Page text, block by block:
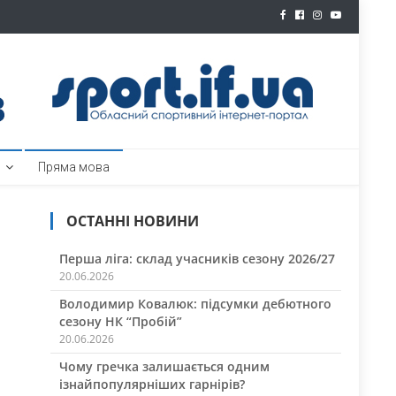
Пряма мова
ОСТАННІ НОВИНИ
Перша ліга: склад учасників сезону 2026/27
20.06.2026
Володимир Ковалюк: підсумки дебютного
сезону НК “Пробій”
20.06.2026
Чому гречка залишається одним
ізнайпопулярніших гарнірів?